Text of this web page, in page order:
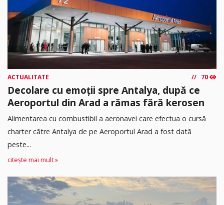
ACTUALITATE 70
Decolare cu emoții spre Antalya, după ce
Aeroportul din Arad a rămas fără kerosen
Alimentarea cu combustibil a aeronavei care efectua o cursă
charter către Antalya de pe Aeroportul Arad a fost dată
peste...
citește mai mult »